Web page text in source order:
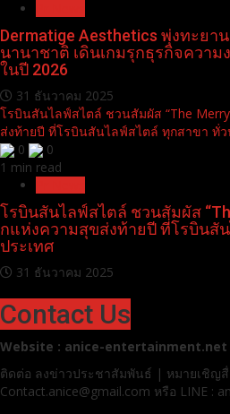
Dermatige Aesthetics พุ่งทะยา
นานาชาติ เดินเกมรุกธุรกิจควา
ในปี 2026
31 ธันวาคม 2025
โรบินสันไลฟ์สไตล์ ชวนสัมผัส “The
ส่งท้ายปี ที่โรบินสันไลฟ์สไตล์ ทุกสาขา ทั่ว
0
0
1 min read
โรบินสันไลฟ์สไตล์ ชวนสัมผัส
กแห่งความสุขส่งท้ายปี ที่โรบินสั
ประเทศ
31 ธันวาคม 2025
Contact Us
Website : anice-entertainment.net
ติดต่อ ลงข่าวประชาสัมพันธ์ | หมายเชิญสื่
Contact.anice@gmail.com หรือ LINE :